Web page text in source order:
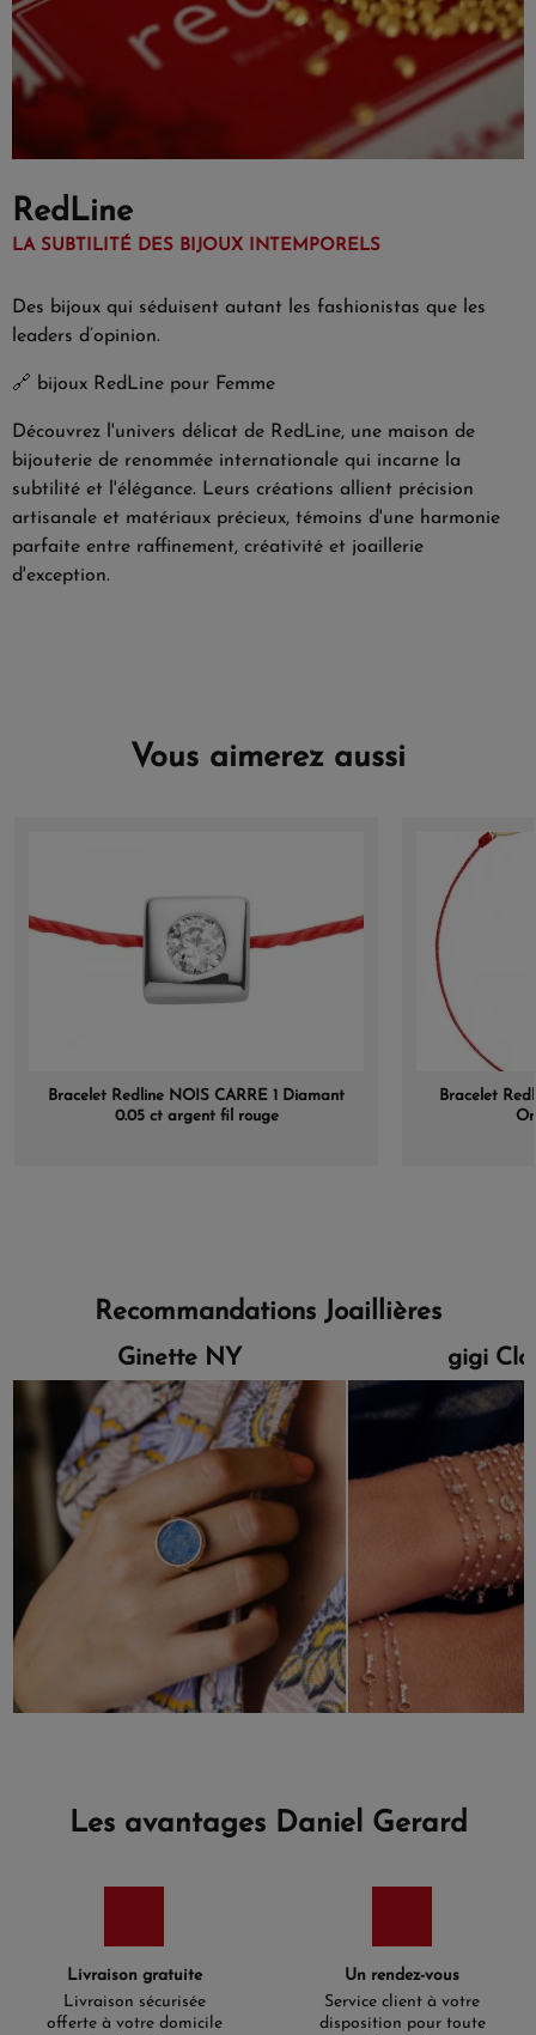
RedLine
LA SUBTILITÉ DES BIJOUX INTEMPORELS
Des bijoux qui séduisent autant les fashionistas que les
leaders d’opinion.
🔗 bijoux RedLine pour Femme
Découvrez l'univers délicat de RedLine, une maison de
bijouterie de renommée internationale qui incarne la
subtilité et l'élégance. Leurs créations allient précision
artisanale et matériaux précieux, témoins d'une harmonie
parfaite entre raffinement, créativité et joaillerie
d'exception.
Vous aimerez aussi
Bracelet Redline NOIS CARRE 1 Diamant
0.05 ct argent fil rouge
Bracelet
Recommandations Joaillières
Ginette NY gigi
Les avantages Daniel Gerard
Livraison gratuite
Livraison sécurisée
offerte à votre domicile
Un rendez-vous
Service client à votre
disposition pour toute